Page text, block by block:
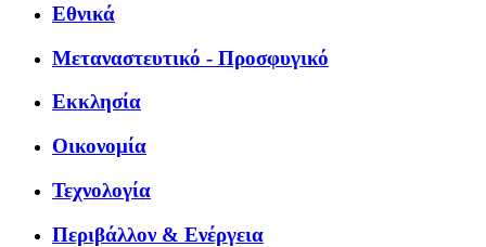
Εθνικά
Μεταναστευτικό - Προσφυγικό
Εκκλησία
Οικονομία
Τεχνολογία
Περιβάλλον & Ενέργεια